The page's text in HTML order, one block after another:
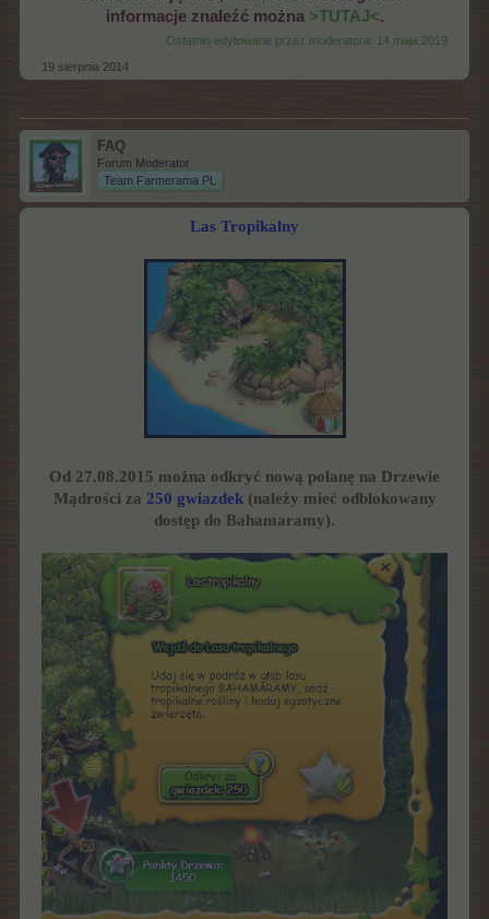
informacje znaleźć można >TUTAJ<.
Ostatnio edytowane przez moderatora: 14 maja 2019
19 sierpnia 2014
FAQ
Forum Moderator
Team Farmerama PL
Las Tropikalny
Od 27.08.2015 można odkryć nową polanę na Drzewie
Mądrości za 250 gwiazdek(należy mieć odblokowany
dostęp do Bahamaramy).